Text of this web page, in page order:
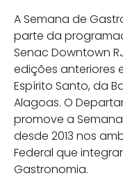
A Semana de
parte da
Senac Downtown
edições anteriores
Espírito Santo, da
Alagoas. O
promove a
desde 2013 nos
Federal que
Gastronomia.